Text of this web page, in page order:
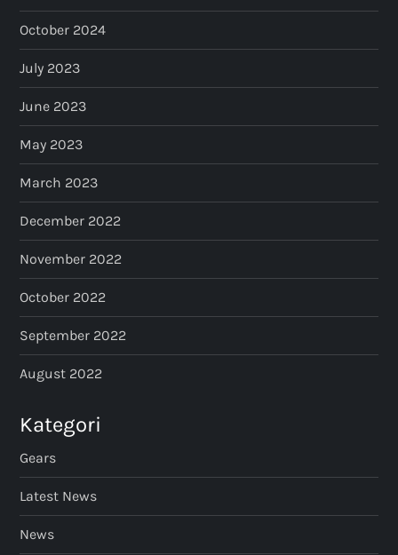
October 2024
July 2023
June 2023
May 2023
March 2023
December 2022
November 2022
October 2022
September 2022
August 2022
Kategori
Gears
Latest News
News